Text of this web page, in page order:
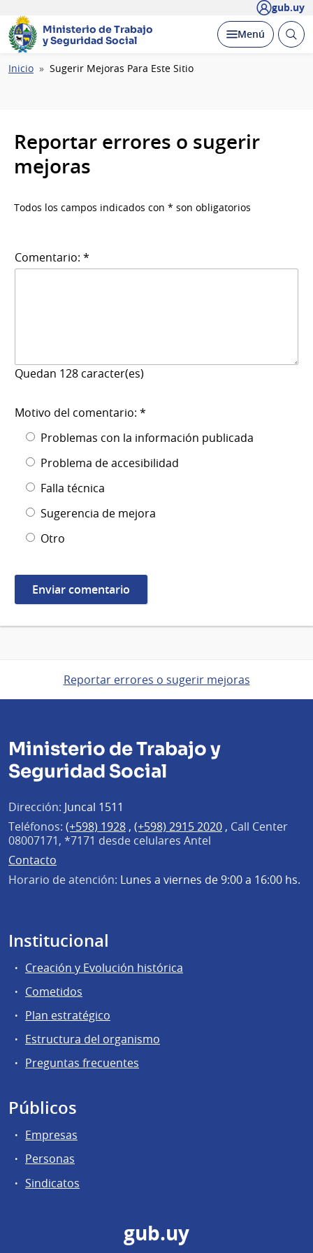
gub.uy
Ministerio de Trabajo
y Seguridad Social
Desplegar
Menú Abrir
Ruta
Inicio Sugerir Mejoras Para Este Sitio
Reportar errores o sugerir
mejoras
Todos los campos indicados con * son obligatorios
Comentario: *
Quedan 128 caracter(es)
Motivo del comentario: *
Problemas con la información publicada
Problema de accesibilidad
Falla técnica
Sugerencia de mejora
Otro
Reportar errores o sugerir mejoras
Ministerio de Trabajo y
Seguridad Social
Dirección: Juncal 1511
Teléfonos: (+598) 1928 , (+598) 2915 2020 , Call Center
08007171, *7171 desde celulares Antel
Contacto
Horario de atención: Lunes a viernes de 9:00 a 16:00 hs.
Institucional
Creación y Evolución histórica
Cometidos
Plan estratégico
Estructura del organismo
Preguntas frecuentes
Públicos
Empresas
Personas
Sindicatos
gub.uy